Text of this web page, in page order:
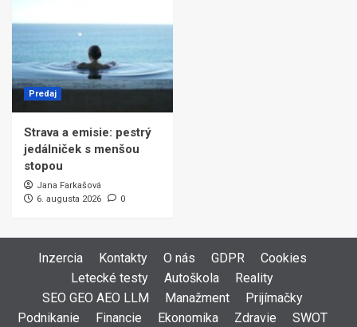
Predaj
Strava a emisie: pestrý
jedálniček s menšou
stopou
Jana Farkašová
6. augusta 2026
0
Inzercia Kontakty O nás GDPR
Cookies
Letecké testy
Autoškola
Reality
SEO GEO AEO LLM
Manažment
Prijímačky
Podnikanie
Financie Ekonomika Zdravie SWOT